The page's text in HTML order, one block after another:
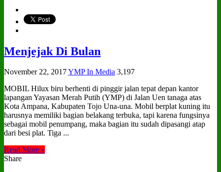
Menjejak Di Bulan
November 22, 2017YMP In Media 3,197
MOBIL Hilux biru berhenti di pinggir jalan tepat depan kantor
lapangan Yayasan Merah Putih (YMP) di Jalan Uen tanaga atas
Kota Ampana, Kabupaten Tojo Una-una. Mobil berplat kuning itu
harusnya memiliki bagian belakang terbuka, tapi karena fungsinya
sebagai mobil penumpang, maka bagian itu sudah dipasangi atap
dari besi plat. Tiga ...
Read More »
Share